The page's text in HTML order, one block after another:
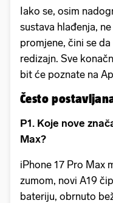
Iako se, osim
sustava hlađenja,
promjene, čini se
redizajn. Sve
bit će poznate na
Često
P1. Koje nove
Max?
iPhone 17 Pro Max
zumom, novi A19
bateriju, obrnuto